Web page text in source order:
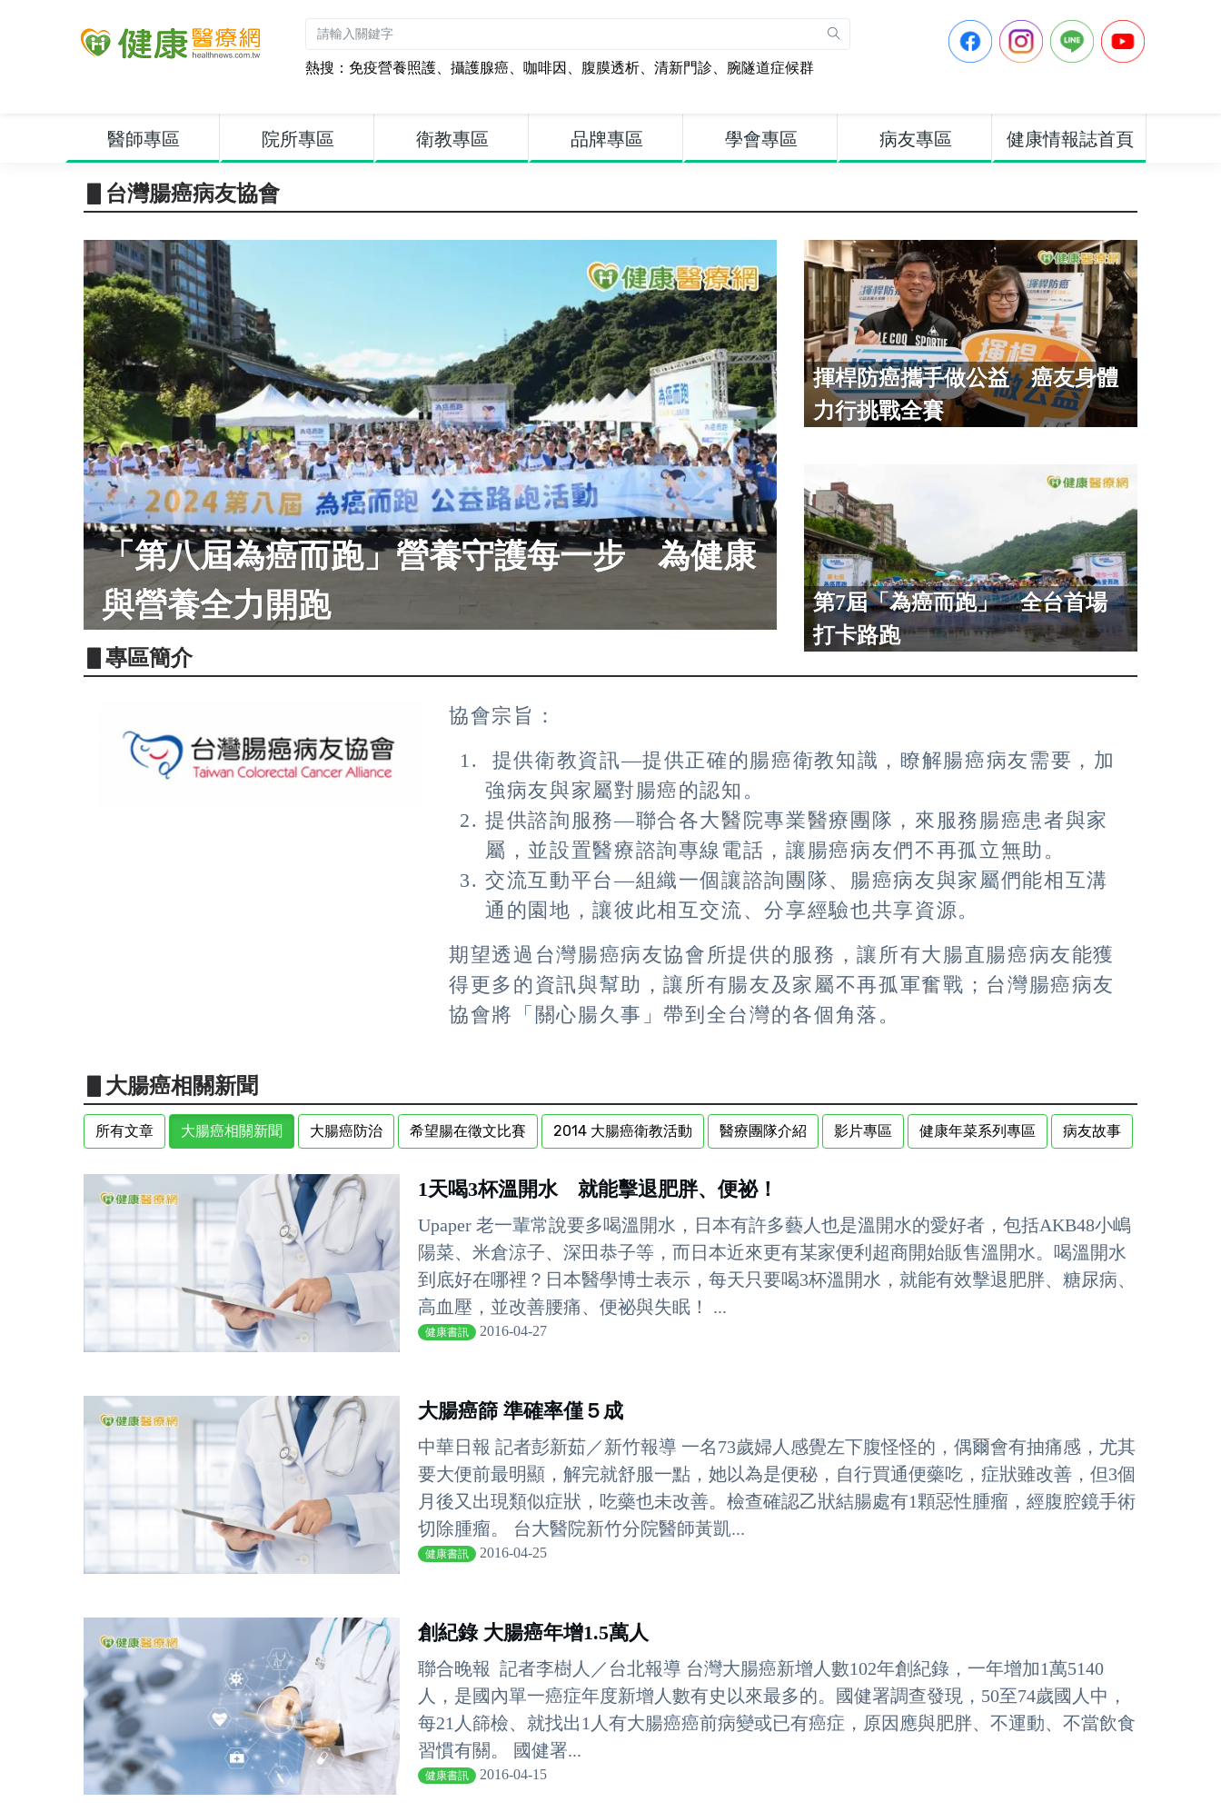
熱搜： 免疫營養照護、 攝護腺癌、 咖啡因、 腹膜透析、 清新門診、 腕隧道症候群
醫師專區 院所專區 衛教專區 品牌專區 學會專區 病友專區 健康情報誌首頁
▋台灣腸癌病友協會
「第八屆為癌而跑」營養守護每一步 為健康
與營養全力開跑
揮桿防癌攜手做公益 癌友身體
力行挑戰全賽
第7屆「為癌而跑」 全台首場
打卡路跑
▋專區簡介
協會宗旨：
提供衛教資訊—提供正確的腸癌衛教知識，瞭解腸癌病友需要，加
強病友與家屬對腸癌的認知。
提供諮詢服務—聯合各大醫院專業醫療團隊，來服務腸癌患者與家
屬，並設置醫療諮詢專線電話，讓腸癌病友們不再孤立無助。
交流互動平台—組織一個讓諮詢團隊、腸癌病友與家屬們能相互溝
通的園地，讓彼此相互交流、分享經驗也共享資源。
期望透過台灣腸癌病友協會所提供的服務，讓所有大腸直腸癌病友能獲
得更多的資訊與幫助，讓所有腸友及家屬不再孤軍奮戰；台灣腸癌病友
協會將「關心腸久事」帶到全台灣的各個角落。
▋大腸癌相關新聞
所有文章 大腸癌相關新聞 大腸癌防治 希望腸在徵文比賽 2014 大腸癌衛教活動 醫療團隊介紹 影片專區 健康年菜系列專區 病友故事
1天喝3杯溫開水 就能擊退肥胖、便祕！
Upaper 老一輩常說要多喝溫開水，日本有許多藝人也是溫開水的愛好者，包括AKB48小嶋
陽菜、米倉涼子、深田恭子等，而日本近來更有某家便利超商開始販售溫開水。喝溫開水
到底好在哪裡？日本醫學博士表示，每天只要喝3杯溫開水，就能有效擊退肥胖、糖尿病、
高血壓，並改善腰痛、便祕與失眠！ ...
健康書訊 2016-04-27
大腸癌篩 準確率僅５成
中華日報 記者彭新茹／新竹報導 一名73歲婦人感覺左下腹怪怪的，偶爾會有抽痛感，尤其
要大便前最明顯，解完就舒服一點，她以為是便秘，自行買通便藥吃，症狀雖改善，但3個
月後又出現類似症狀，吃藥也未改善。檢查確認乙狀結腸處有1顆惡性腫瘤，經腹腔鏡手術
切除腫瘤。 台大醫院新竹分院醫師黃凱...
健康書訊 2016-04-25
創紀錄 大腸癌年增1.5萬人
聯合晚報 記者李樹人／台北報導 台灣大腸癌新增人數102年創紀錄，一年增加1萬5140
人，是國內單一癌症年度新增人數有史以來最多的。國健署調查發現，50至74歲國人中，
每21人篩檢、就找出1人有大腸癌癌前病變或已有癌症，原因應與肥胖、不運動、不當飲食
習慣有關。 國健署...
健康書訊 2016-04-15